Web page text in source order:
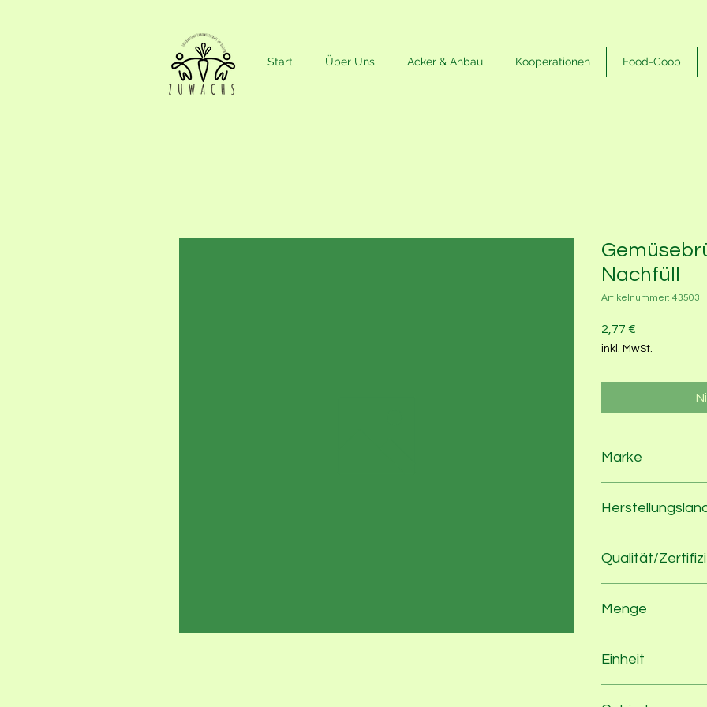
Start Über Uns Acker & Anbau Kooperationen Food-Coop
Nachfüll
Artikelnummer: 43503
2,77 €
inkl. MwSt.
Marke
Qualität/
Menge
Einheit